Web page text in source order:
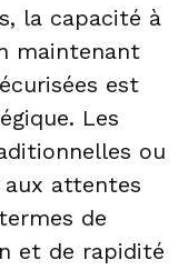
la capacité à
maintenant
est
Les
ou
attentes
de
et de rapidité